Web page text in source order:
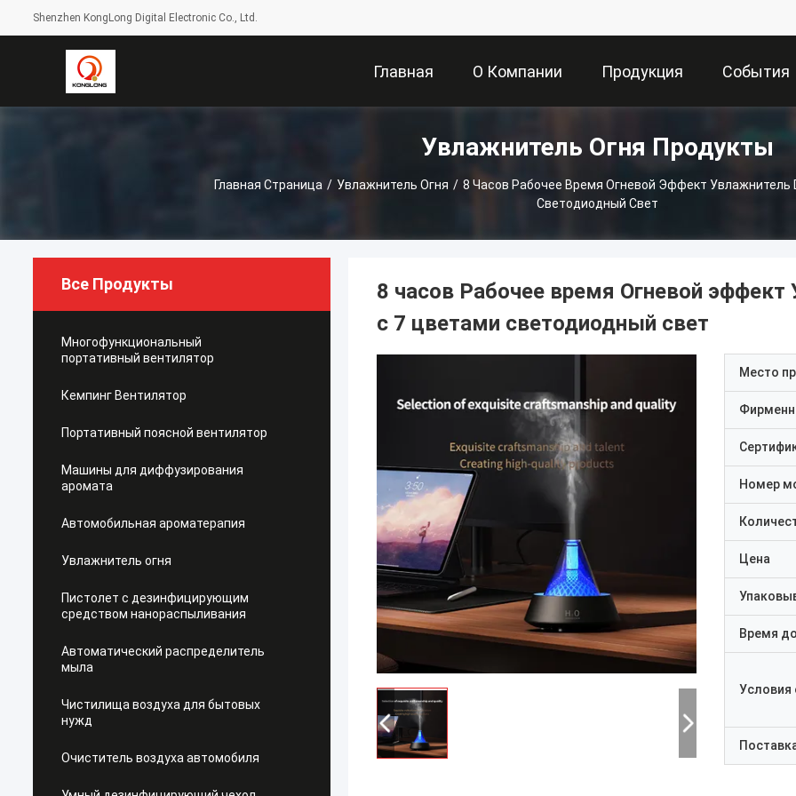
Shenzhen KongLong Digital Electronic Co., Ltd.
Главная
Страница
О Компании Продукция События
Увлажнитель Огня Продукты
Главная Страница / Увлажнитель Огня / 8 Часов Рабочее Время Огневой Эффект Увлажнитель
Светодиодный Свет
Все Продукты
Многофункциональный
портативный вентилятор
Кемпинг Вентилятор
Портативный поясной вентилятор
Машины для диффузирования
аромата
Автомобильная ароматерапия
Увлажнитель огня
Пистолет с дезинфицирующим
средством нанораспыливания
Автоматический распределитель
мыла
Чистилища воздуха для бытовых
нужд
Очиститель воздуха автомобиля
8 часов Рабочее время Огневой
с 7 цветами светодиодный свет
Место
Номер
Цена
Время
Условия